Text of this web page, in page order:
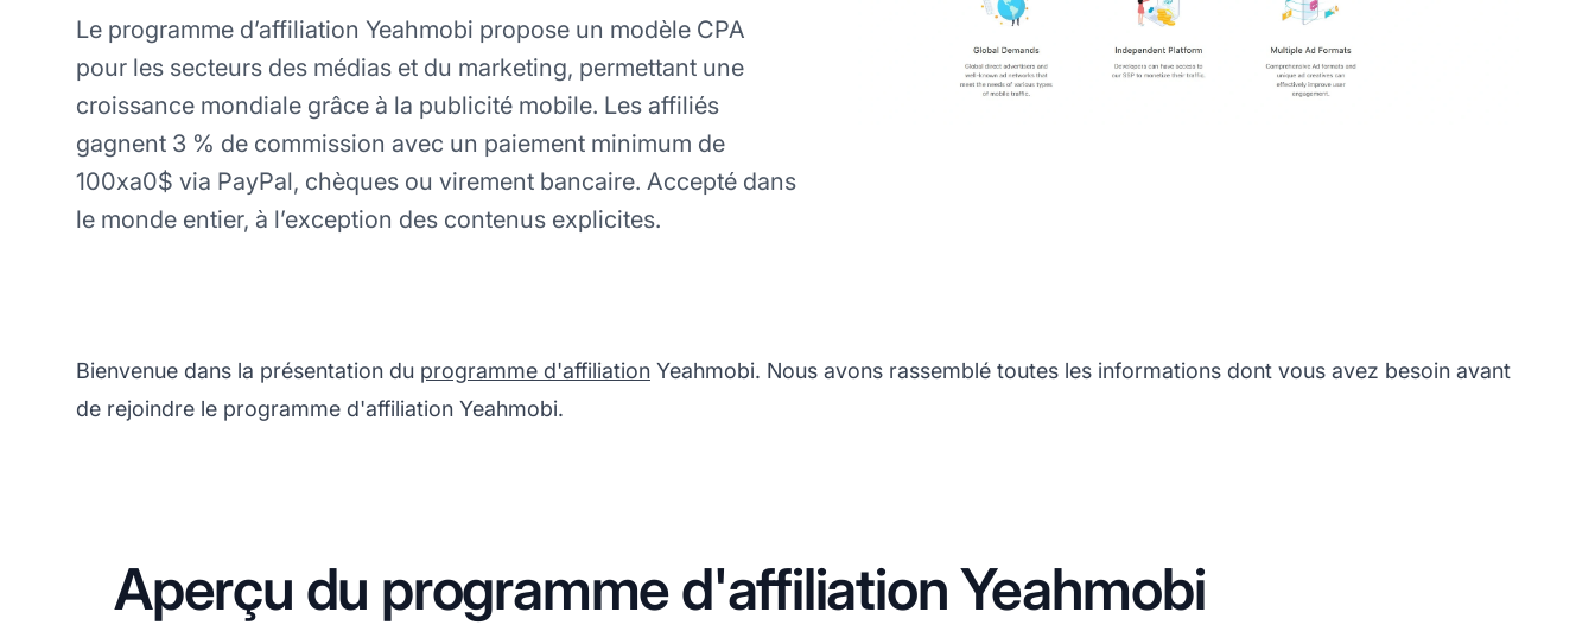
Le programme d’affiliation Yeahmobi propose un modèle CPA
pour les secteurs des médias et du marketing, permettant une
croissance mondiale grâce à la publicité mobile. Les affiliés
gagnent 3 % de commission avec un paiement minimum de
100xa0$ via PayPal, chèques ou virement bancaire. Accepté dans
le monde entier, à l’exception des contenus explicites.
Bienvenue dans la présentation du programme d'affiliation Yeahmobi. Nous avons rassemblé toutes les informations dont vous avez besoin avant
de rejoindre le programme d'affiliation Yeahmobi.
Aperçu du programme d'affiliation Yeahmobi